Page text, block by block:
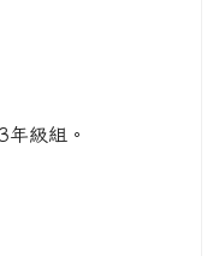
級組。